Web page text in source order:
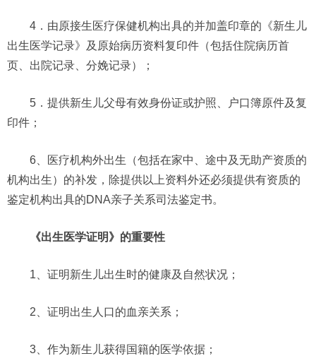
4．由原接生医疗保健机构出具的并加盖印章的《新生儿
出生医学记录》及原始病历资料复印件（包括住院病历首
页、出院记录、分娩记录）；
5．提供新生儿父母有效身份证或护照、户口簿原件及复
印件；
6、医疗机构外出生（包括在家中、途中及无助产资质的
机构出生）的补发，除提供以上资料外还必须提供有资质的
鉴定机构出具的DNA亲子关系司法鉴定书。
《出生医学证明》的重要性
1、证明新生儿出生时的健康及自然状况；
2、证明出生人口的血亲关系；
3、作为新生儿获得国籍的医学依据；